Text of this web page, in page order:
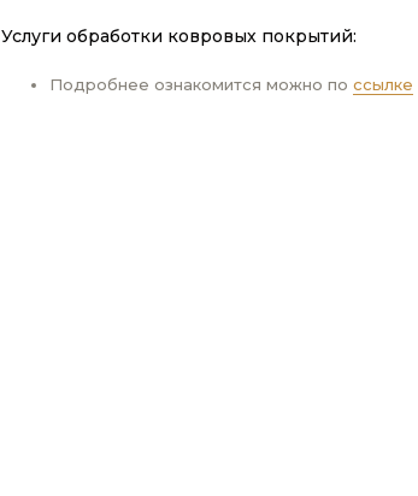
Услуги обработки ковровых покрытий:
Подробнее ознакомится можно по ссылке